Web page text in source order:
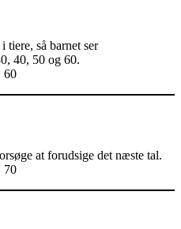
tiere, så barnet ser
40, 50 og 60.
60
at forudsige det næste tal.
70